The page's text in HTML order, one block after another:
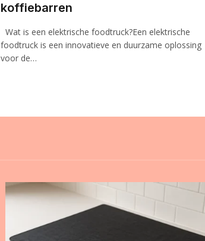
koffiebarren
Wat is een elektrische foodtruck?Een elektrische
foodtruck is een innovatieve en duurzame oplossing
voor de…